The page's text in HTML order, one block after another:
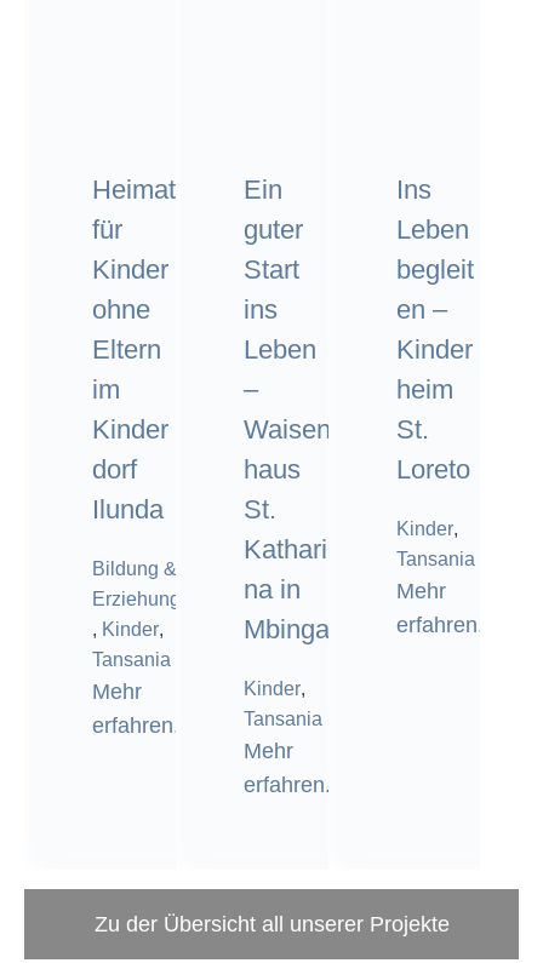
Heimat
für
Kinder
ohne
Eltern
im
Kinder
dorf
Ilunda
Bildung &
Erziehung
, Kinder,
Tansania
Mehr
erfahren.
Ein
guter
Start
ins
Leben
–
Waisen
haus
St.
Kathari
na in
Mbinga
Kinder,
Tansania
Mehr
erfahren.
Ins
Leben
begleit
en –
Kinder
heim
St.
Loreto
Kinder,
Tansania
Mehr
erfahren.
Zu der Übersicht all unserer Projekte